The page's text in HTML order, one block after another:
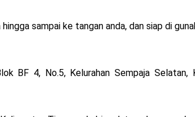
sampai ke tangan anda, dan siap di
BF 4, No.5, Kelurahan Sempaja Selatan,